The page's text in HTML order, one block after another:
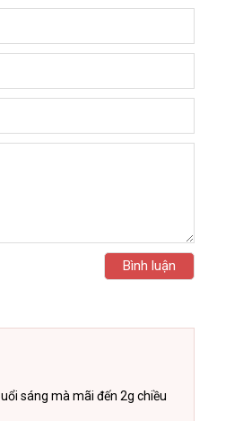
sáng mà mãi đến 2g chiều